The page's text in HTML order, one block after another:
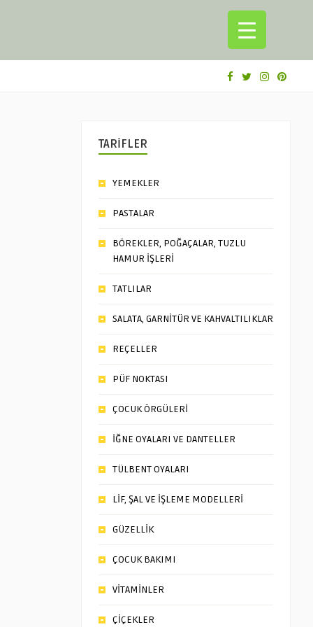
TARİFLER
YEMEKLER
PASTALAR
BÖREKLER, POĞAÇALAR, TUZLU
HAMUR İŞLERİ
TATLILAR
SALATA, GARNİTÜR VE KAHVALTILIKLAR
REÇELLER
PÜF NOKTASI
ÇOCUK ÖRGÜLERİ
İĞNE OYALARI VE DANTELLER
TÜLBENT OYALARI
LİF, ŞAL VE İŞLEME MODELLERİ
GÜZELLİK
ÇOCUK BAKIMI
VİTAMİNLER
ÇİÇEKLER